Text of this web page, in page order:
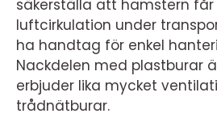
säkerställa att hamstern
luftcirkulation under
ha handtag för enkel
Nackdelen med plastburar
erbjuder lika mycket
trådnätburar.